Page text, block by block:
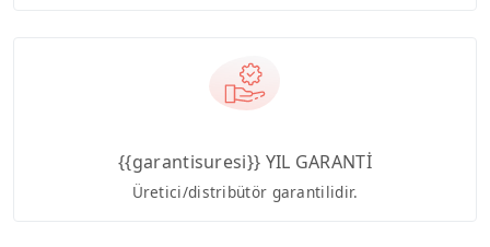
{{garantisuresi}} YIL GARANTİ
Üretici/distribütör garantilidir.